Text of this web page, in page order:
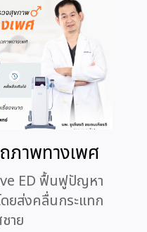
ภาพทางเพศ
E D ฟื้นฟูปัญหา
ยส่งคลื่นกระแทก
าย